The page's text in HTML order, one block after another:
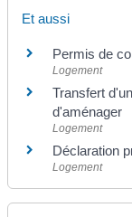
Et aussi
Permis de
Logement
Transfert
d'aménager
Logement
Déclaration
Logement